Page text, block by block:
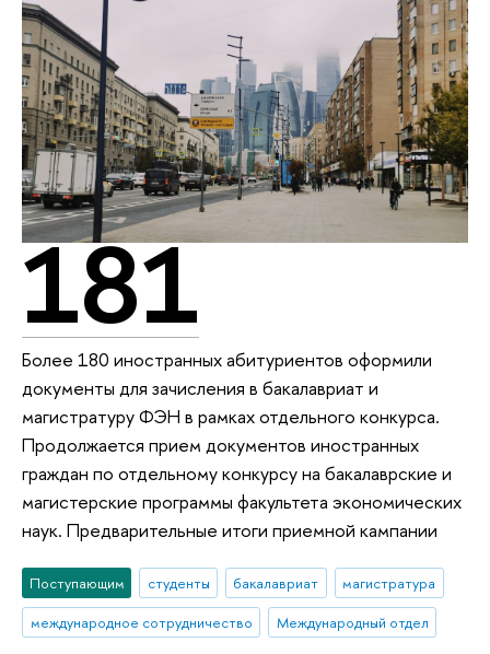
181
Более 180 иностранных абитуриентов оформили
документы для зачисления в бакалавриат и
магистратуру ФЭН в рамках отдельного конкурса.
Продолжается прием документов иностранных
граждан по отдельному конкурсу на бакалаврские и
магистерские программы факультета экономических
наук. Предварительные итоги приемной кампании
Поступающим студенты бакалавриат
магистратура
международное сотрудничество
Международный отдел